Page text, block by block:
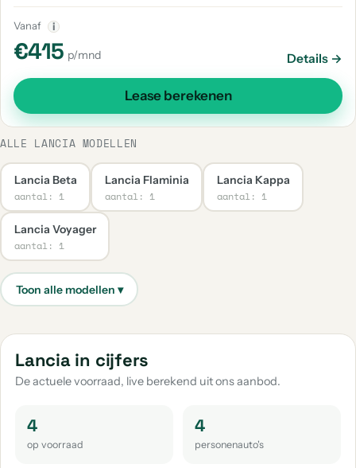
Vanaf i
€415 p/mnd Details →
Lease berekenen
ALLE LANCIA MODELLEN
Lancia Beta
aantal: 1
Lancia Flaminia
aantal: 1
Lancia Kappa
aantal: 1
Lancia Voyager
aantal: 1
Lancia in cijfers
De actuele voorraad, live berekend uit ons aanbod.
4
op voorraad
4
personenauto's